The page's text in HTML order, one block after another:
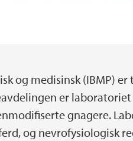
og medisinsk (IBMP)
er laboratoriet
gnagere.
og nevrofysiologisk